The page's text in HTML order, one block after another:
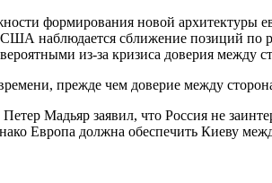
формирования новой архитектуры
наблюдается сближение позиций по
из-за кризиса доверия между
прежде чем доверие между
Мадьяр заявил, что Россия не
Европа должна обеспечить Киеву